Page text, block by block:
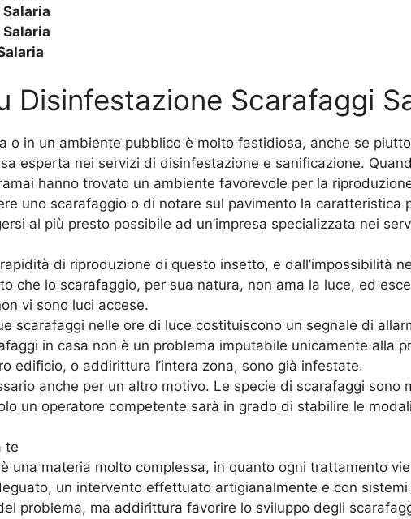
Salaria
Salaria
Disinfestazione Scarafaggi
o in un ambiente pubblico è molto fastidiosa, anche se
esperta nei servizi di disinfestazione e sanificazione.
hanno trovato un ambiente favorevole per la
uno scarafaggio o di notare sul pavimento la caratteristica
al più presto possibile ad un’impresa specializzata nei
di riproduzione di questo insetto, e dall’impossibilità
che lo scarafaggio, per sua natura, non ama la luce, ed
vi sono luci accese.
scarafaggi nelle ore di luce costituiscono un segnale di
in casa non è un problema imputabile unicamente alla
edificio, o addirittura l’intera zona, sono già infestate.
anche per un altro motivo. Le specie di scarafaggi sono
un operatore competente sarà in grado di stabilire le
te
è una materia molto complessa, in quanto ogni trattamento
un intervento effettuato artigianalmente e con
problema, ma addirittura favorire lo sviluppo degli